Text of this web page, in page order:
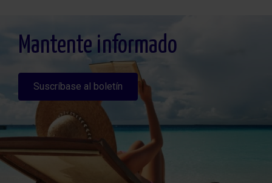
detallada sobre protección de datosAquí
Mantente informado
Suscríbase al boletín